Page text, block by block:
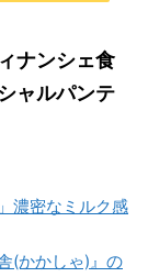
ナンシェ食
ャルパンテ
濃密なミルク感
(かかしゃ)』の